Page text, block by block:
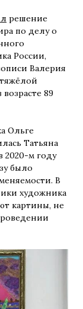
решение
по делу о
России,
Валерия
89
Ольге
Татьяна
2020-м году
было
В
художника
картины, не